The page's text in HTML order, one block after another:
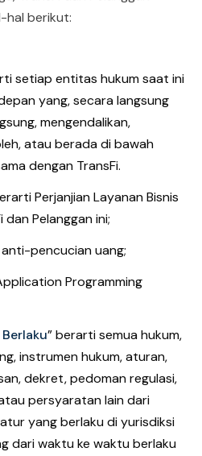
hal berikut:
setiap entitas hukum saat ini
yang, secara langsung
mengendalikan,
atau berada di bawah
dengan TransFi.
Perjanjian Layanan Bisnis
Pelanggan ini;
pencucian uang;
Programming
” berarti semua hukum,
instrumen hukum, aturan,
dekret, pedoman regulasi,
persyaratan lain dari
yang berlaku di yurisdiksi
dari waktu ke waktu berlaku